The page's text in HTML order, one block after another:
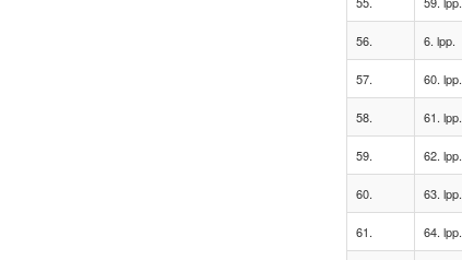
56. 6. lpp.
57. 60. lpp.
58. 61. lpp.
59. 62. lpp.
60. 63. lpp.
61. 64. lpp.